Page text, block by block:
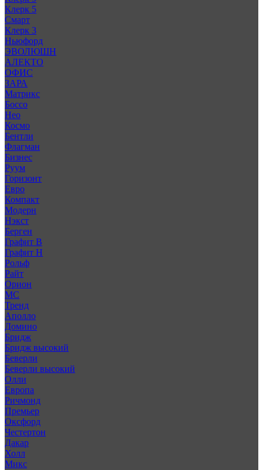
Клерк 5
Смарт
Клерк 3
Ньюфорд
ЭВОЛЮШН
АЛЕКТО
ОФИС
ЗАРА
Матрикс
Боссо
Нео
Космо
Бентли
Флагман
Бизнес
Руум
Горизонт
Евро
Компакт
Модерн
Нэкст
Берген
Графит В
Графит Н
Рольф
Райт
Орион
МС
Тренд
Аполло
Домино
Бридж
Бридж высокий
Беверли
Беверли высокий
Олли
Европа
Ричмонд
Премьер
Оксфорд
Честертон
Дакар
Холл
Микс